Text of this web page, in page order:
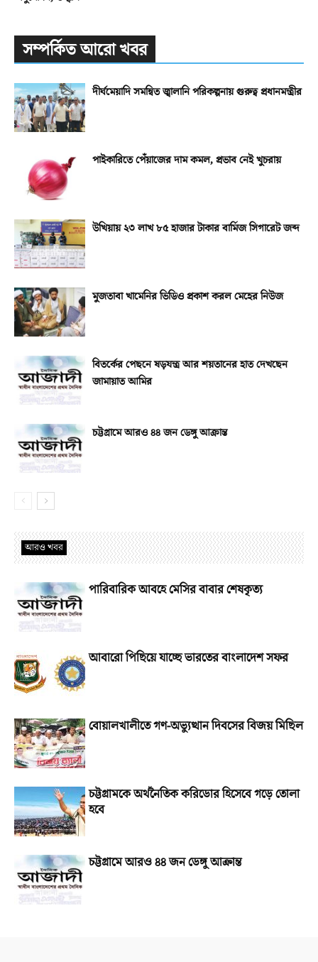
সম্পর্কিত আরো খবর
দীর্ঘমেয়াদি সমন্বিত জ্বালানি পরিকল্পনায় গুরুত্ব প্রধানমন্ত্রীর
পাইকারিতে পেঁয়াজের দাম কমল, প্রভাব নেই খুচরায়
উখিয়ায় ২৩ লাখ ৮৫ হাজার টাকার বার্মিজ সিগারেট জব্দ
মুজতাবা খামেনির ভিডিও প্রকাশ করল মেহের নিউজ
বিতর্কের পেছনে ষড়যন্ত্র আর শয়তানের হাত দেখছেন
জামায়াত আমির
চট্টগ্রামে আরও ৪৪ জন ডেঙ্গু আক্রান্ত
আরও খবর
পারিবারিক আবহে মেসির বাবার শেষকৃত্য
আবারো পিছিয়ে যাচ্ছে ভারতের বাংলাদেশ সফর
বোয়ালখালীতে গণ-অভ্যুত্থান দিবসের বিজয় মিছিল
চট্টগ্রামকে অর্থনৈতিক করিডোর হিসেবে গড়ে তোলা
হবে
চট্টগ্রামে আরও ৪৪ জন ডেঙ্গু আক্রান্ত